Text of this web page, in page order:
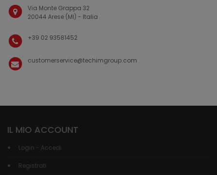
Via Monte Grappa 32
20044 Arese (MI) - Italia
+39 02 93581452
customerservice@techimgroup.com
IL MIO ACCOUNT
Login - Accedi
Registrati